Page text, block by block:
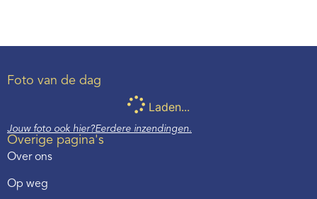
Foto van de dag
Laden...
Jouw foto ook hier?Eerdere inzendingen.
Overige pagina's
Over ons
Op weg